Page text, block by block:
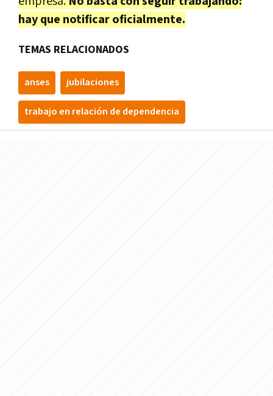
hay que notificar oficialmente.
TEMAS RELACIONADOS
anses jubilaciones
trabajo en relación de dependencia